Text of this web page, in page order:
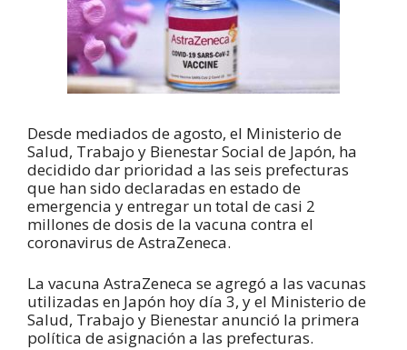
Desde mediados de agosto, el Ministerio de
Salud, Trabajo y Bienestar Social de Japón, ha
decidido dar prioridad a las seis prefecturas
que han sido declaradas en estado de
emergencia y entregar un total de casi 2
millones de dosis de la vacuna contra el
coronavirus de AstraZeneca.
La vacuna AstraZeneca se agregó a las vacunas
utilizadas en Japón hoy día 3, y el Ministerio de
Salud, Trabajo y Bienestar anunció la primera
política de asignación a las prefecturas.